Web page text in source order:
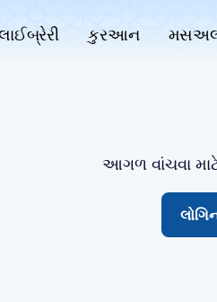
કુરઆન
આગળ વાંચવા